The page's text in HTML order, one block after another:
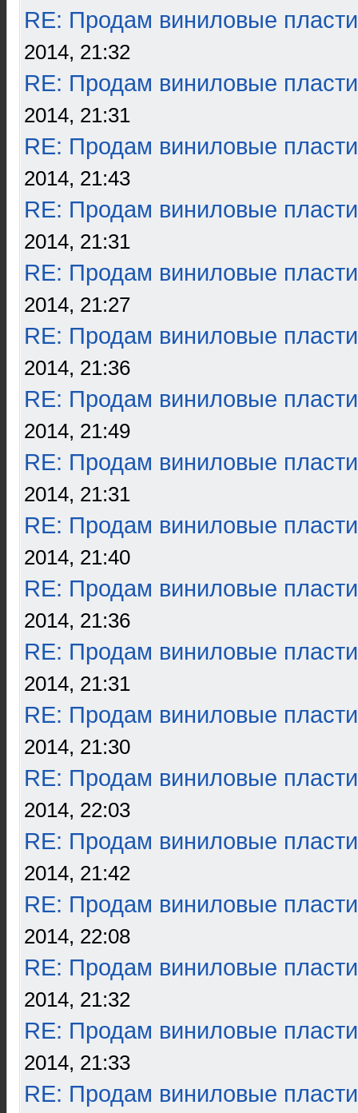
RE: Продам виниловые
2014, 21:32
RE: Продам виниловые
2014, 21:31
RE: Продам виниловые
2014, 21:43
RE: Продам виниловые
2014, 21:31
RE: Продам виниловые
2014, 21:27
RE: Продам виниловые
2014, 21:36
RE: Продам виниловые
2014, 21:49
RE: Продам виниловые
2014, 21:31
RE: Продам виниловые
2014, 21:40
RE: Продам виниловые
2014, 21:36
RE: Продам виниловые
2014, 21:31
RE: Продам виниловые
2014, 21:30
RE: Продам виниловые
2014, 22:03
RE: Продам виниловые
2014, 21:42
RE: Продам виниловые
2014, 22:08
RE: Продам виниловые
2014, 21:32
RE: Продам виниловые
2014, 21:33
RE: Продам виниловые